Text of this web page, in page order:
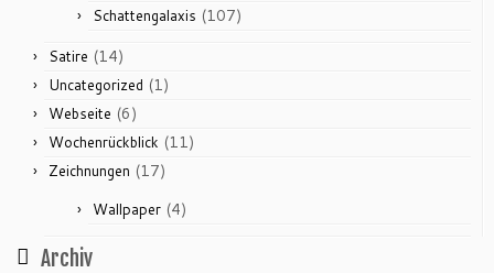
Schattengalaxis (107)
Satire (14)
Uncategorized (1)
Webseite (6)
Wochenrückblick (11)
Zeichnungen (17)
Wallpaper (4)
Archiv